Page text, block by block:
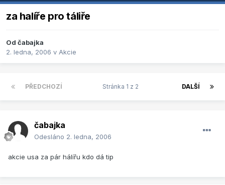
za halíře pro táliře
Od čabajka
2. ledna, 2006 v Akcie
PŘEDCHOZÍ DALŠÍ
Stránka 1 z 2
čabajka
Odesláno 2. ledna, 2006
akcie usa za pár hálířu kdo dá tip